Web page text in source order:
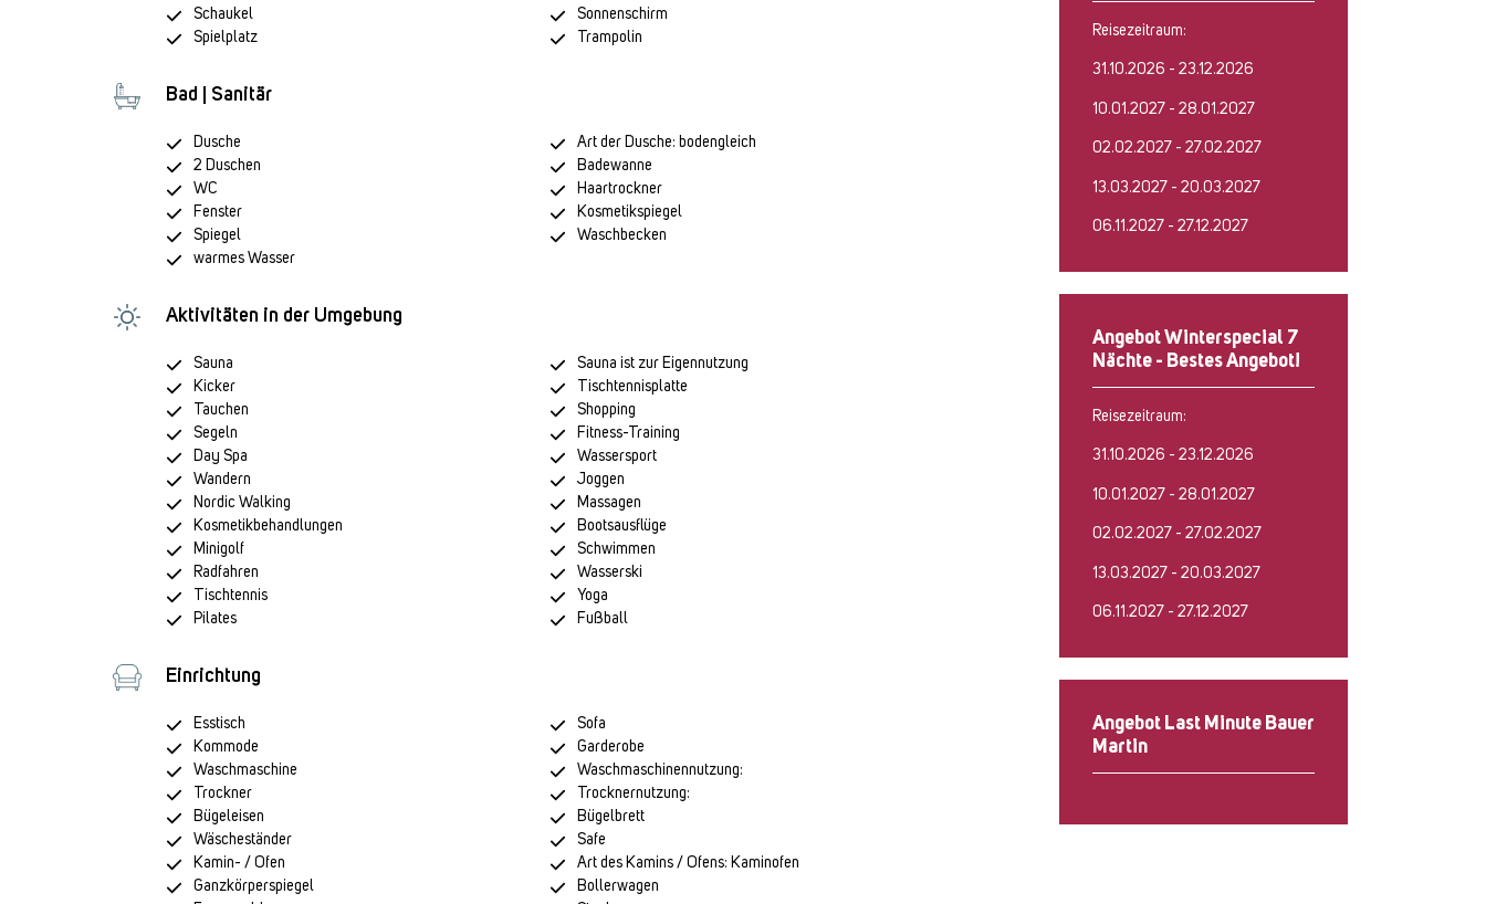
Reisezeitraum:
31.10.2026 - 23.12.2026
10.01.2027 - 28.01.2027
02.02.2027 - 27.02.2027
13.03.2027 - 20.03.2027
06.11.2027 - 27.12.2027
Angebot Winterspecial 7
Nächte - Bestes Angebot!
Reisezeitraum:
31.10.2026 - 23.12.2026
10.01.2027 - 28.01.2027
02.02.2027 - 27.02.2027
13.03.2027 - 20.03.2027
06.11.2027 - 27.12.2027
Angebot Last Minute Bauer
Martin
Schaukel
Sonnenschirm
Spielplatz
Trampolin
Bad | Sanitär
Dusche
Art der Dusche: bodengleich
2 Duschen
Badewanne
WC
Haartrockner
Fenster
Kosmetikspiegel
Spiegel
Waschbecken
warmes Wasser
Aktivitäten in der Umgebung
Sauna
Sauna ist zur Eigennutzung
Kicker
Tischtennisplatte
Tauchen
Shopping
Segeln
Fitness-Training
Day Spa
Wassersport
Wandern
Joggen
Nordic Walking
Massagen
Kosmetikbehandlungen
Bootsausflüge
Minigolf
Schwimmen
Radfahren
Wasserski
Tischtennis
Yoga
Pilates
Fußball
Einrichtung
Esstisch
Sofa
Kommode
Garderobe
Waschmaschine
Waschmaschinennutzung:
Trockner
Trocknernutzung:
Bügeleisen
Bügelbrett
Wäscheständer
Safe
Kamin- / Ofen
Art des Kamins / Ofens: Kaminofen
Ganzkörperspiegel
Bollerwagen